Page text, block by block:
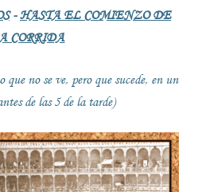
-HASTA EL COMIENZO DE
CORRIDA
que no se ve, pero que sucede, en un
de las 5 de la tarde)